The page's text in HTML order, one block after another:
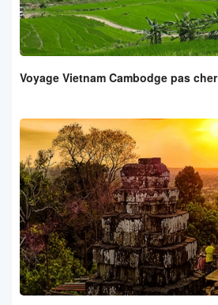
Voyage Vietnam Cambodge pas cher